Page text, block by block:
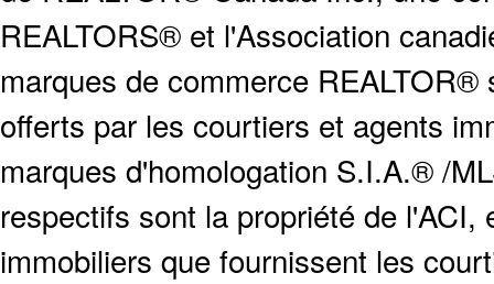
REALTORS® et l'Association
marques de commerce
offerts par les courtiers et agents
marques d'homologation S.I.A.® /
respectifs sont la propriété de
immobiliers que fournissent les